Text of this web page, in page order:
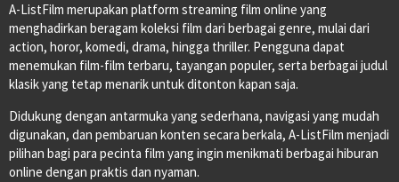
A-ListFilm merupakan platform streaming film online yang
menghadirkan beragam koleksi film dari berbagai genre, mulai dari
action, horor, komedi, drama, hingga thriller. Pengguna dapat
menemukan film-film terbaru, tayangan populer, serta berbagai judul
klasik yang tetap menarik untuk ditonton kapan saja.
Didukung dengan antarmuka yang sederhana, navigasi yang mudah
digunakan, dan pembaruan konten secara berkala, A-ListFilm menjadi
pilihan bagi para pecinta film yang ingin menikmati berbagai hiburan
online dengan praktis dan nyaman.